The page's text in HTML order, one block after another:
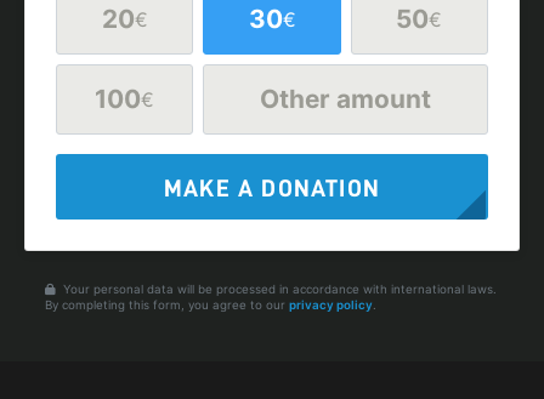
20€ 30€ 50€
100€ Other amount
MAKE A DONATION
Your personal data will be processed in accordance with international laws.
By completing this form, you agree to our privacy policy